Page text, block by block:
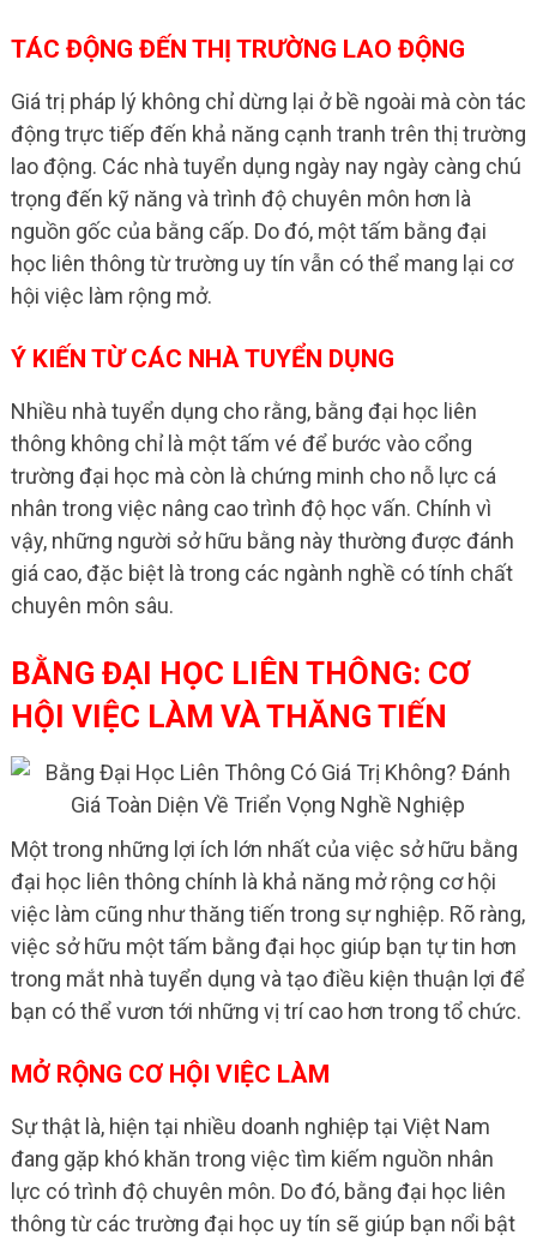
TÁC ĐỘNG ĐẾN THỊ TRƯỜNG LAO ĐỘNG
Giá trị pháp lý không chỉ dừng lại ở bề ngoài mà còn tác
động trực tiếp đến khả năng cạnh tranh trên thị trường
lao động. Các nhà tuyển dụng ngày nay ngày càng chú
trọng đến kỹ năng và trình độ chuyên môn hơn là
nguồn gốc của bằng cấp. Do đó, một tấm bằng đại
học liên thông từ trường uy tín vẫn có thể mang lại cơ
hội việc làm rộng mở.
Ý KIẾN TỪ CÁC NHÀ TUYỂN DỤNG
Nhiều nhà tuyển dụng cho rằng, bằng đại học liên
thông không chỉ là một tấm vé để bước vào cổng
trường đại học mà còn là chứng minh cho nỗ lực cá
nhân trong việc nâng cao trình độ học vấn. Chính vì
vậy, những người sở hữu bằng này thường được đánh
giá cao, đặc biệt là trong các ngành nghề có tính chất
chuyên môn sâu.
BẰNG ĐẠI HỌC LIÊN THÔNG: CƠ
HỘI VIỆC LÀM VÀ THĂNG TIẾN
Một trong những lợi ích lớn nhất của việc sở hữu bằng
đại học liên thông chính là khả năng mở rộng cơ hội
việc làm cũng như thăng tiến trong sự nghiệp. Rõ ràng,
việc sở hữu một tấm bằng đại học giúp bạn tự tin hơn
trong mắt nhà tuyển dụng và tạo điều kiện thuận lợi để
bạn có thể vươn tới những vị trí cao hơn trong tổ chức.
MỞ RỘNG CƠ HỘI VIỆC LÀM
Sự thật là, hiện tại nhiều doanh nghiệp tại Việt Nam
đang gặp khó khăn trong việc tìm kiếm nguồn nhân
lực có trình độ chuyên môn. Do đó, bằng đại học liên
thông từ các trường đại học uy tín sẽ giúp bạn nổi bật